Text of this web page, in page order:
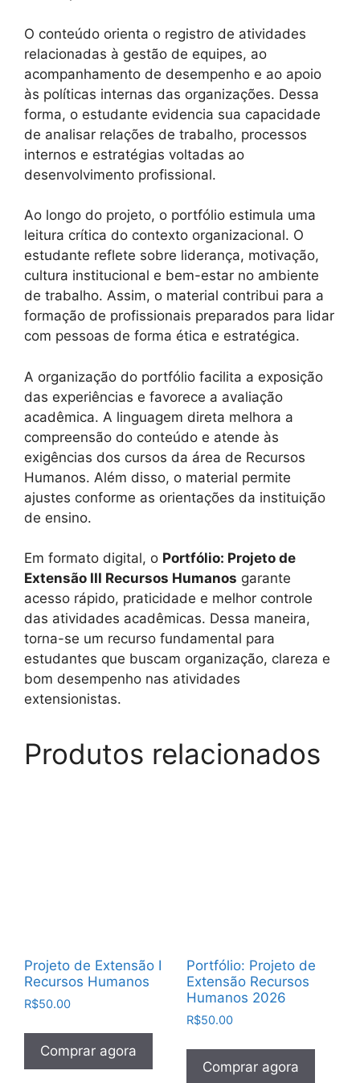
O conteúdo orienta o registro de atividades
relacionadas à gestão de equipes, ao
acompanhamento de desempenho e ao apoio
às políticas internas das organizações. Dessa
forma, o estudante evidencia sua capacidade
de analisar relações de trabalho, processos
internos e estratégias voltadas ao
desenvolvimento profissional.
Ao longo do projeto, o portfólio estimula uma
leitura crítica do contexto organizacional. O
estudante reflete sobre liderança, motivação,
cultura institucional e bem-estar no ambiente
de trabalho. Assim, o material contribui para a
formação de profissionais preparados para lidar
com pessoas de forma ética e estratégica.
A organização do portfólio facilita a exposição
das experiências e favorece a avaliação
acadêmica. A linguagem direta melhora a
compreensão do conteúdo e atende às
exigências dos cursos da área de Recursos
Humanos. Além disso, o material permite
ajustes conforme as orientações da instituição
de ensino.
Em formato digital, o Portfólio: Projeto de
Extensão III Recursos Humanos garante
acesso rápido, praticidade e melhor controle
das atividades acadêmicas. Dessa maneira,
torna-se um recurso fundamental para
estudantes que buscam organização, clareza e
bom desempenho nas atividades
extensionistas.
Produtos relacionados
Projeto de Extensão I
Recursos Humanos
R$50.00
Comprar agora
Portfólio: Projeto de
Extensão Recursos
Humanos 2026
R$50.00
Comprar agora